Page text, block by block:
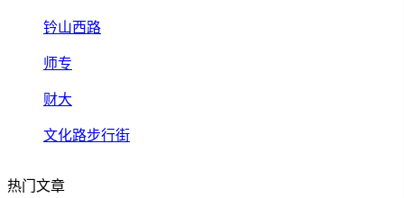
钤山西路
师专
财大
文化路步行街
热门文章